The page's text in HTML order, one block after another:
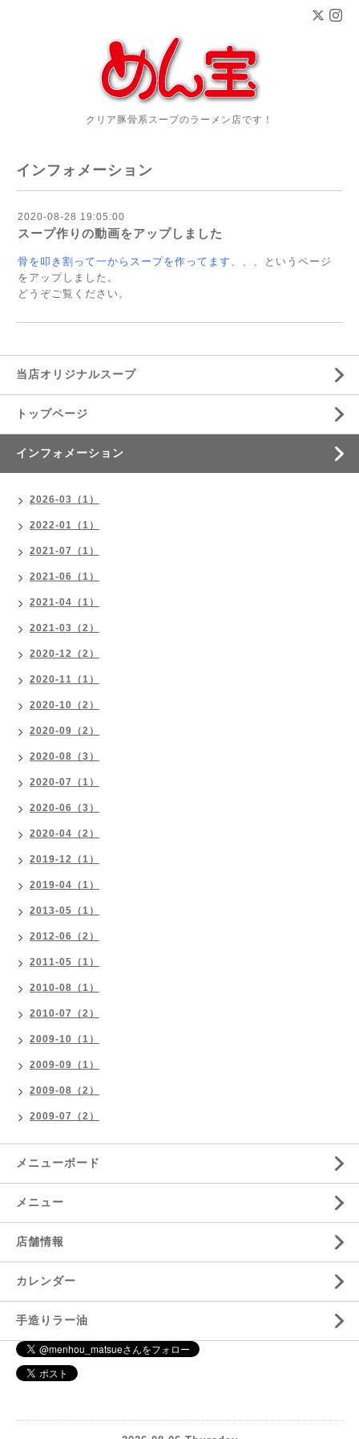
クリア豚骨系スープのラーメン店です！
インフォメーション
2020-08-28 19:05:00
スープ作りの動画をアップしました
骨を叩き割って一からスープを作ってます 、、、
というページ
をアップしました。
どうぞご覧ください。
当店オリジナルスープ
トップページ
インフォメーション
2026-03（1）
2022-01（1）
2021-07（1）
2021-06（1）
2021-04（1）
2021-03（2）
2020-12（2）
2020-11（1）
2020-10（2）
2020-09（2）
2020-08（3）
2020-07（1）
2020-06（3）
2020-04（2）
2019-12（1）
2019-04（1）
2013-05（1）
2012-06（2）
2011-05（1）
2010-08（1）
2010-07（2）
2009-10（1）
2009-09（1）
2009-08（2）
2009-07（2）
メニューボード
メニュー
店舗情報
カレンダー
手造りラー油